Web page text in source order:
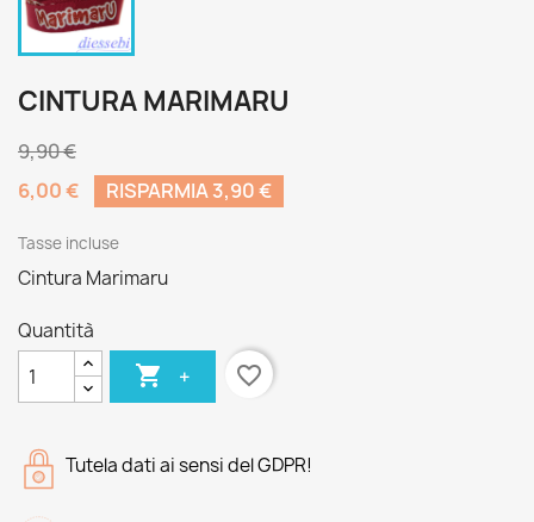
CINTURA MARIMARU
9,90 €
6,00 €
RISPARMIA 3,90 €
Tasse incluse
Cintura Marimaru
Quantità
 + favorite_border
Tutela dati ai sensi del GDPR!